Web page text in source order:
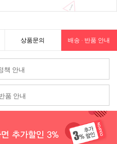
상품문의 배송 · 반품 안내
책 안내
품 안내